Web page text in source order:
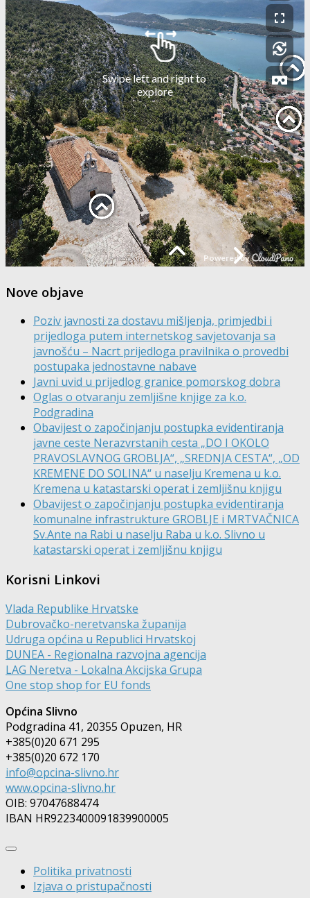
Nove objave
Poziv javnosti za dostavu mišljenja, primjedbi i
prijedloga putem internetskog savjetovanja sa
javnošću – Nacrt prijedloga pravilnika o provedbi
postupaka jednostavne nabave
Javni uvid u prijedlog granice pomorskog dobra
Oglas o otvaranju zemljišne knjige za k.o.
Podgradina
Obavijest o započinjanju postupka evidentiranja
javne ceste Nerazvrstanih cesta „DO I OKOLO
PRAVOSLAVNOG GROBLJA“, „SREDNJA CESTA“, „OD
KREMENE DO SOLINA“ u naselju Kremena u k.o.
Kremena u katastarski operat i zemljišnu knjigu
Obavijest o započinjanju postupka evidentiranja
komunalne infrastrukture GROBLJE i MRTVAČNICA
Sv.Ante na Rabi u naselju Raba u k.o. Slivno u
katastarski operat i zemljišnu knjigu
Korisni Linkovi
Vlada Republike Hrvatske
Dubrovačko-neretvanska županija
Udruga općina u Republici Hrvatskoj
DUNEA - Regionalna razvojna agencija
LAG Neretva - Lokalna Akcijska Grupa
One stop shop for EU fonds
Općina Slivno
Podgradina 41, 20355 Opuzen, HR
+385(0)20 671 295
+385(0)20 672 170
info@opcina-slivno.hr
www.opcina-slivno.hr
OIB: 97047688474
IBAN HR9223400091839900005
Politika privatnosti
Izjava o pristupačnosti